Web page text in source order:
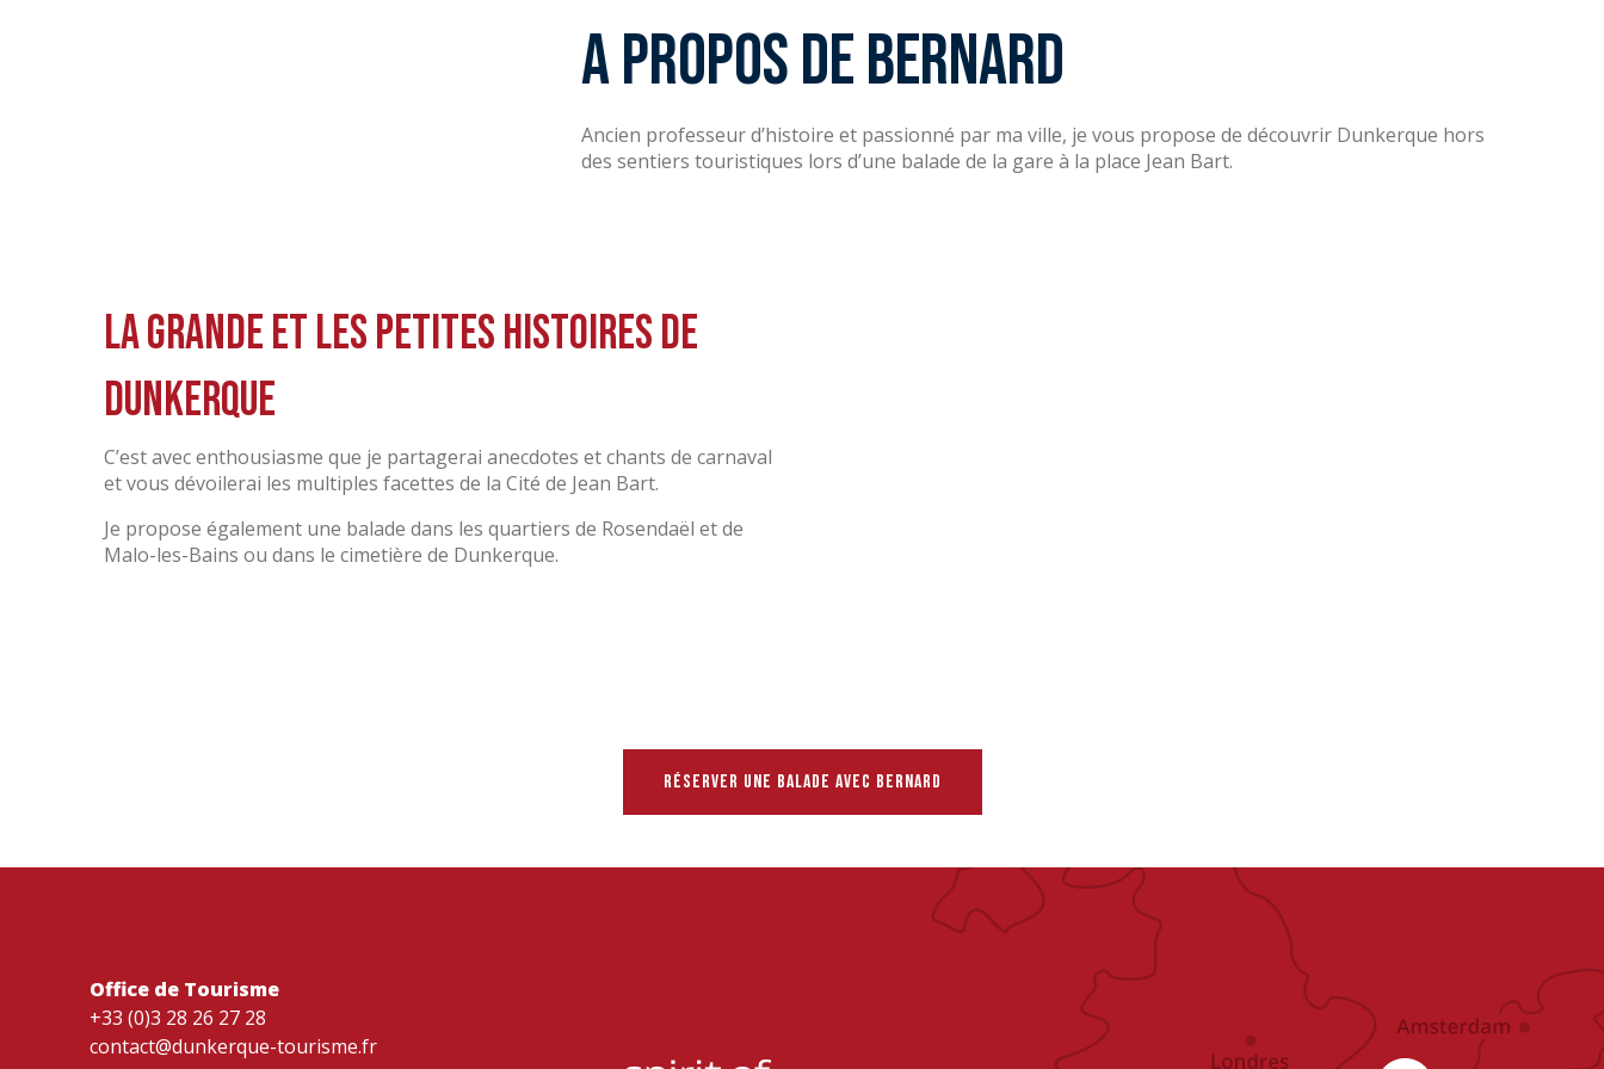
A propos de Bernard
Ancien professeur d’histoire et passionné par ma ville, je vous propose de découvrir Dunkerque hors
des sentiers touristiques lors d’une balade de la gare à la place Jean Bart.
La grande et les petites histoires de
Dunkerque
C’est avec enthousiasme que je partagerai anecdotes et chants de carnaval
et vous dévoilerai les multiples facettes de la Cité de Jean Bart.
Je propose également une balade dans les quartiers de Rosendaël et de
Malo-les-Bains ou dans le cimetière de Dunkerque.
RÉSERVER UNE BALADE AVEC BERNARD
Office de Tourisme
+33 (0)3 28 26 27 28
contact@dunkerque-tourisme.fr